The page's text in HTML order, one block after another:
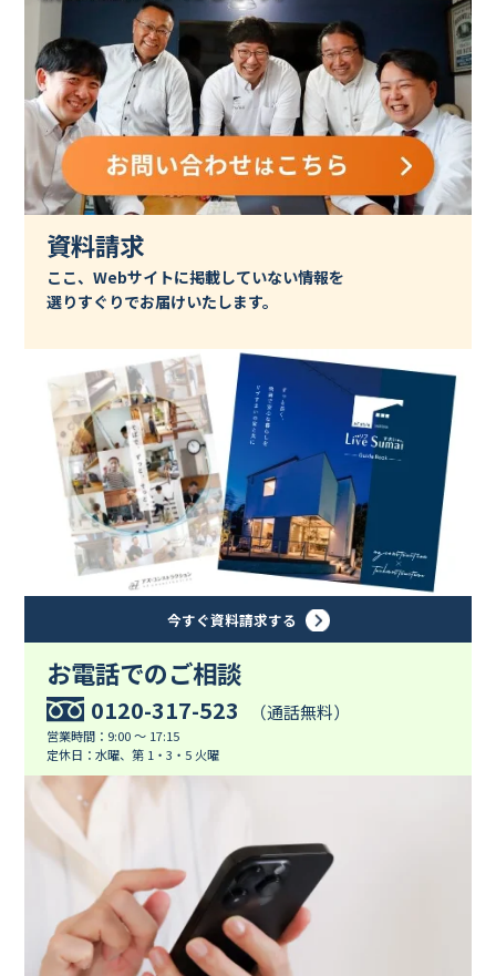
資料請求
ここ、Webサイトに掲載していない情報を
選りすぐりでお届けいたします。
今すぐ資料請求する
お電話でのご相談
0120-317-523 （通話無料）
営業時間：9:00 ～ 17:15
定休日：水曜、第 1・3・5 火曜